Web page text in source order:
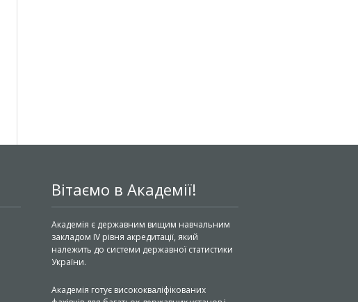
Вітаємо в Академії!
Академія є державним вищим навчальним
закладом IV рівня акредитації, який
належить до системи державної статистики
України.
Академія готує висококваліфікованих